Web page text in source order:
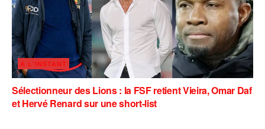
A L'INSTANT
Sélectionneur des Lions : la FSF retient Vieira, Omar Daf
et Hervé Renard sur une short-list